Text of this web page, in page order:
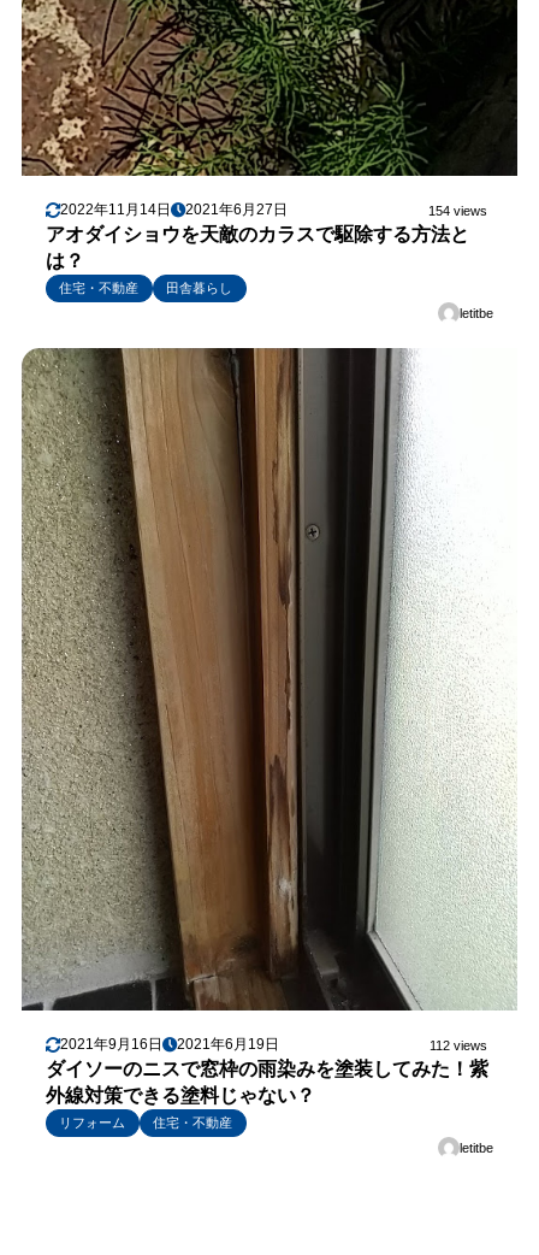
2022年11月14日 2021年6月27日 154 views
アオダイショウを天敵のカラスで駆除する方法と
は？
住宅・不動産
田舎暮らし
letitbe
2021年9月16日 2021年6月19日 112 views
ダイソーのニスで窓枠の雨染みを塗装してみた！紫
外線対策できる塗料じゃない？
リフォーム
住宅・不動産
letitbe